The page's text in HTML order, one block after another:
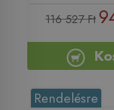
116 527 Ft
Rendelésre